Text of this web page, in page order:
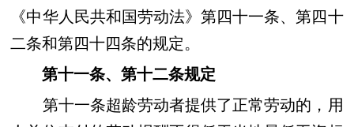
《中华人民共和国劳动法》第四十一条、第四十
二条和第四十四条的规定。
第十一条、第十二条规定
第十一条超龄劳动者提供了正常劳动的，用